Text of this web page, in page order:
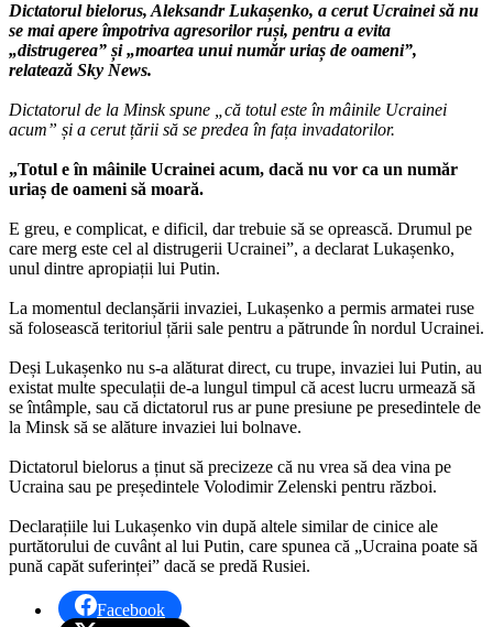
Dictatorul bielorus, Aleksandr Lukașenko, a cerut Ucrainei să nu
se mai apere împotriva agresorilor ruși, pentru a evita
„distrugerea” și „moartea unui număr uriaș de oameni”,
relatează Sky News.
Dictatorul de la Minsk spune „că totul este în mâinile Ucrainei
acum” și a cerut țării să se predea în fața invadatorilor.
„Totul e în mâinile Ucrainei acum, dacă nu vor ca un număr
uriaș de oameni să moară.
E greu, e complicat, e dificil, dar trebuie să se oprească. Drumul pe
care merg este cel al distrugerii Ucrainei”, a declarat Lukașenko,
unul dintre apropiații lui Putin.
La momentul declanșării invaziei, Lukașenko a permis armatei ruse
să folosească teritoriul țării sale pentru a pătrunde în nordul Ucrainei.
Deși Lukașenko nu s-a alăturat direct, cu trupe, invaziei lui Putin, au
existat multe speculații de-a lungul timpul că acest lucru urmează să
se întâmple, sau că dictatorul rus ar pune presiune pe presedintele de
la Minsk să se alăture invaziei lui bolnave.
Dictatorul bielorus a ținut să precizeze că nu vrea să dea vina pe
Ucraina sau pe președintele Volodimir Zelenski pentru război.
Declarațiile lui Lukașenko vin după altele similar de cinice ale
purtătorului de cuvânt al lui Putin, care spunea că „Ucraina poate să
pună capăt suferinței” dacă se predă Rusiei.
Facebook